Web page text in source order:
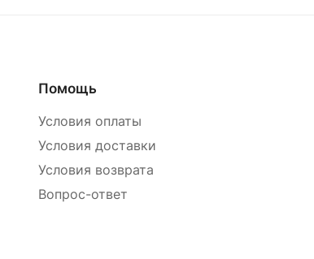
Помощь
Условия оплаты
Условия доставки
Условия возврата
Вопрос-ответ